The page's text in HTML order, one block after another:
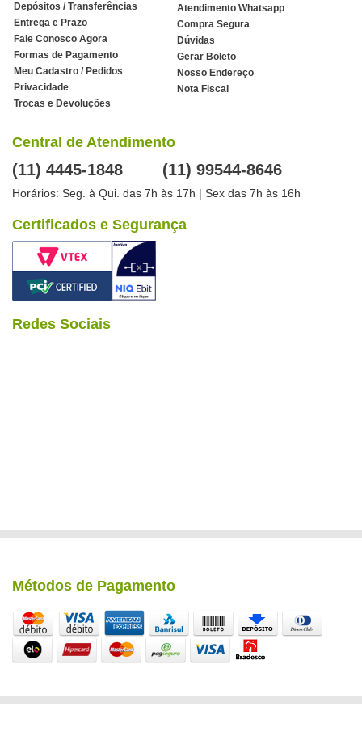
Depósitos / Transferências
Entrega e Prazo
Fale Conosco Agora
Formas de Pagamento
Meu Cadastro / Pedidos
Privacidade
Trocas e Devoluções
Atendimento Whatsapp
Compra Segura
Dúvidas
Gerar Boleto
Nosso Endereço
Nota Fiscal
Central de Atendimento
(11) 4445-1848 (11) 99544-8646
Horários: Seg. à Qui. das 7h às 17h | Sex das 7h às 16h
Certificados e Segurança
Redes Sociais
Métodos de Pagamento